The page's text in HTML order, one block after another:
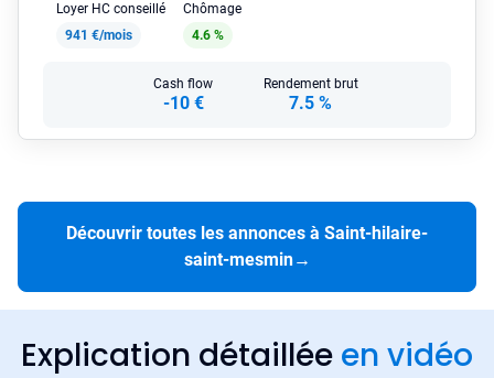
Loyer HC conseillé
941 €/mois
Chômage
4.6 %
Cash flow
-10 €
Rendement brut
7.5 %
Découvrir toutes les annonces à Saint-hilaire-
saint-mesmin→
Explication détaillée en vidéo